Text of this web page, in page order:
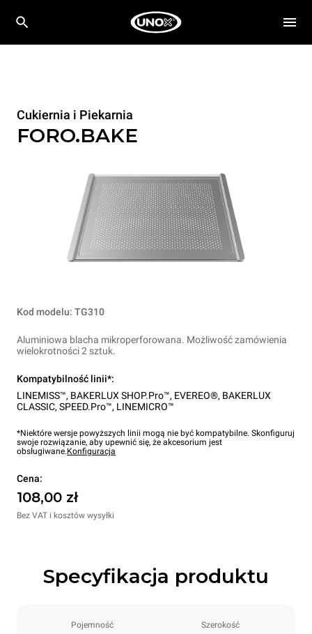
Cukiernia i Piekarnia
FORO.BAKE
Kod modelu: TG310
Aluminiowa blacha mikroperforowana. Możliwość zamówienia
wielokrotności 2 sztuk.
Kompatybilność linii*:
LINEMISS™, BAKERLUX SHOP.Pro™, EVEREO®, BAKERLUX
CLASSIC, SPEED.Pro™, LINEMICRO™
*Niektóre wersje powyższych linii mogą nie być kompatybilne. Skonfiguruj
swoje rozwiązanie, aby upewnić się, że akcesorium jest
obsługiwane.Konfiguracja
Cena:
108,00 zł
Bez VAT i kosztów wysyłki
Specyfikacja produktu
Pojemność Szerokość